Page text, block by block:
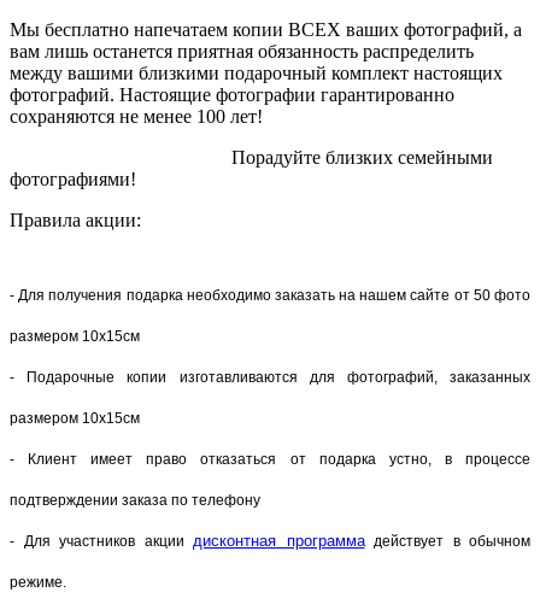
Мы бесплатно напечатаем копии ВСЕХ ваших фотографий, а
вам лишь останется приятная обязанность распределить
между вашими близкими подарочный комплект настоящих
фотографий. Настоящие фотографии гарантированно
сохраняются не менее 100 лет!
Порадуйте близких семейными
фотографиями!
Правила акции:
- Для получения подарка необходимо заказать на нашем сайте от 50 фото
размером 10х15см
- Подарочные копии изготавливаются для фотографий, заказанных
размером 10х15см
- Клиент имеет право отказаться от подарка устно, в процессе
подтверждении заказа по телефону
- Для участников акции дисконтная программадействует в обычном
режиме.